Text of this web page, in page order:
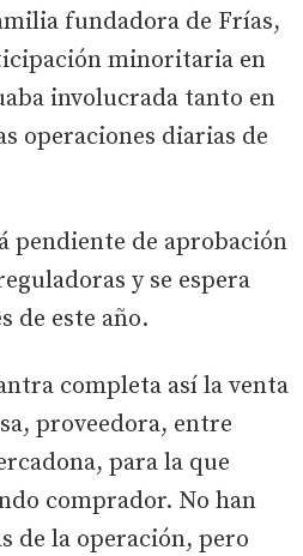
fundadora de Frías,
minoritaria en
involucrada tanto en
operaciones diarias de
pendiente de aprobación
y se espera
de este año.
completa así la venta
proveedora, entre
para la que
comprador. No han
de la operación, pero